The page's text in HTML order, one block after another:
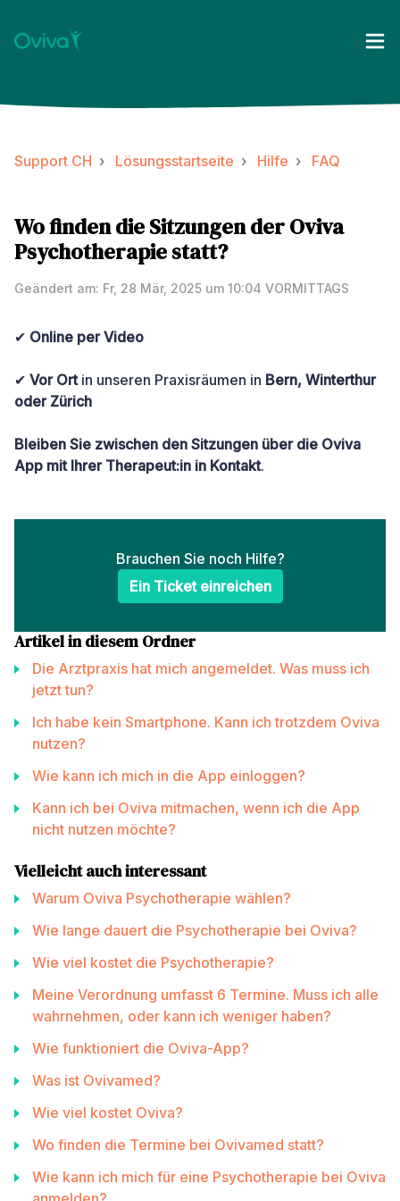
Support CH Lösungsstartseite Hilfe FAQ
Wo finden die Sitzungen der Oviva
Psychotherapie statt?
Geändert am: Fr, 28 Mär, 2025 um 10:04 VORMITTAGS
✔ Online per Video
✔ Vor Ortin unseren Praxisräumen in Bern, Winterthur
oder Zürich
Bleiben Sie zwischen den Sitzungen über die Oviva
App mit Ihrer Therapeut:in in Kontakt.
Brauchen Sie noch Hilfe?
Ein Ticket einreichen
Artikel in diesem Ordner
Die Arztpraxis hat mich angemeldet. Was muss ich
jetzt tun?
Ich habe kein Smartphone. Kann ich trotzdem Oviva
nutzen?
Wie kann ich mich in die App einloggen?
Kann ich bei Oviva mitmachen, wenn ich die App
nicht nutzen möchte?
Vielleicht auch interessant
Warum Oviva Psychotherapie wählen?
Wie lange dauert die Psychotherapie bei Oviva?
Wie viel kostet die Psychotherapie?
Meine Verordnung umfasst 6 Termine. Muss ich alle
wahrnehmen, oder kann ich weniger haben?
Wie funktioniert die Oviva-App?
Was ist Ovivamed?
Wie viel kostet Oviva?
Wo finden die Termine bei Ovivamed statt?
Wie kann ich mich für eine Psychotherapie bei Oviva